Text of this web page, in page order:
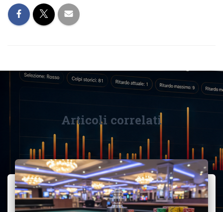
Articoli correlati